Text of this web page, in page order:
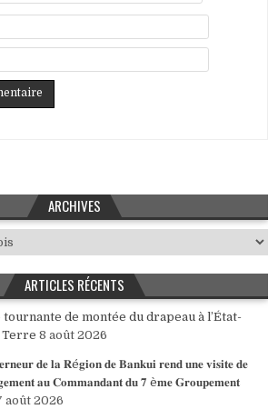
ARCHIVES
ARTICLES RÉCENTS
de montée du drapeau à l’État-
Terre 8 août 2026
𝐝𝐞 𝐥𝐚 𝐑é𝐠𝐢𝐨𝐧 𝐝𝐞 𝐁𝐚𝐧𝐤𝐮𝐢 𝐫𝐞𝐧𝐝 𝐮𝐧𝐞 𝐯𝐢𝐬𝐢𝐭𝐞 𝐝𝐞
𝐚𝐮 𝐂𝐨𝐦𝐦𝐚𝐧𝐝𝐚𝐧𝐭 𝐝𝐮 𝟕 è𝐦𝐞 𝐆𝐫𝐨𝐮𝐩𝐞𝐦𝐞𝐧𝐭
août 2026